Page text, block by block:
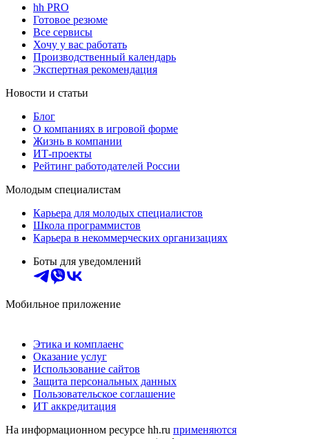
hh PRO
Готовое резюме
Все сервисы
Хочу у вас работать
Производственный календарь
Экспертная рекомендация
Новости и статьи
Блог
О компаниях в игровой форме
Жизнь в компании
ИТ-проекты
Рейтинг работодателей России
Молодым специалистам
Карьера для молодых специалистов
Школа программистов
Карьера в некоммерческих организациях
Боты для уведомлений
Мобильное приложение
Этика и комплаенс
Оказание услуг
Использование сайтов
Защита персональных данных
Пользовательское соглашение
ИТ аккредитация
На информационном ресурсе hh.ru применяются